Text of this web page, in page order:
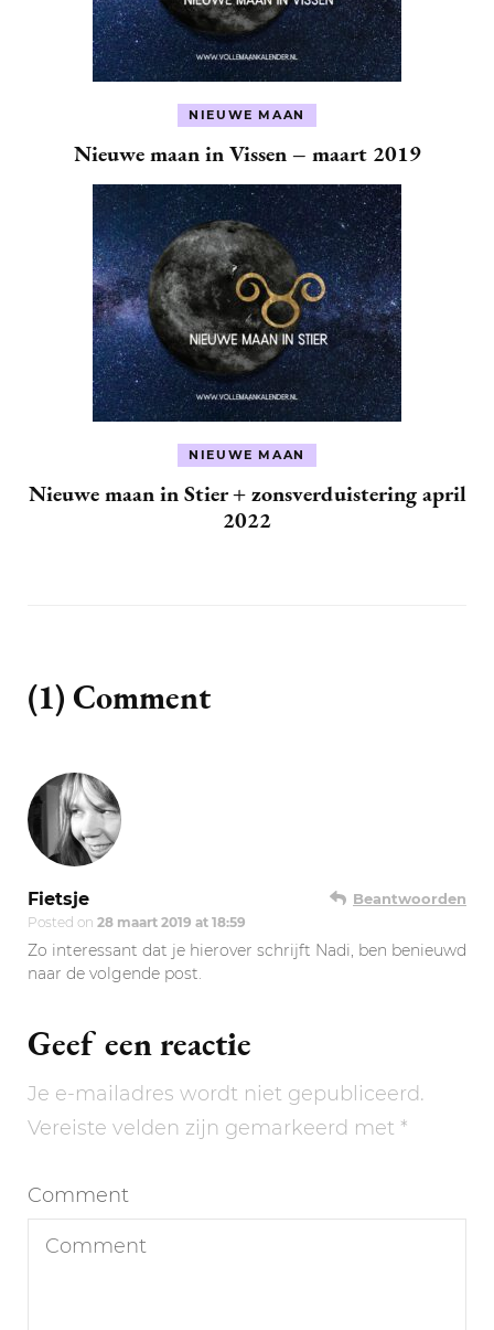
NIEUWE MAAN
Nieuwe maan in Vissen – maart 2019
NIEUWE MAAN
Nieuwe maan in Stier + zonsverduistering april
2022
(1) Comment
Fietsje
Posted on 28 maart 2019 at 18:59
Beantwoorden
Zo interessant dat je hierover schrijft Nadi, ben benieuwd
naar de volgende post.
Geef een reactie
Je e-mailadres wordt niet gepubliceerd.
Vereiste velden zijn gemarkeerd met *
Comment